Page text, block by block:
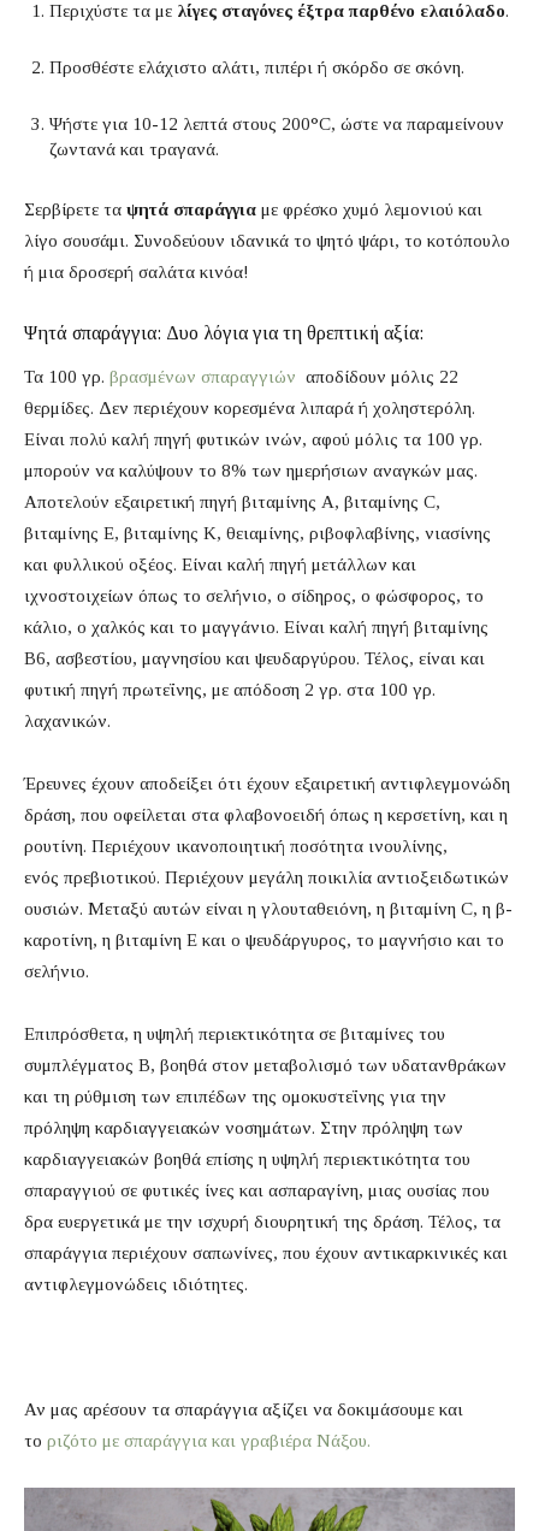
Περιχύστε τα με λίγες σταγόνες έξτρα παρθένο ελαιόλαδο.
Προσθέστε ελάχιστο αλάτι, πιπέρι ή σκόρδο σε σκόνη.
Ψήστε για 10-12 λεπτά στους 200°C, ώστε να παραμείνουν
ζωντανά και τραγανά.
Σερβίρετε τα ψητά σπαράγγια με φρέσκο χυμό λεμονιού και
λίγο σουσάμι. Συνοδεύουν ιδανικά το ψητό ψάρι, το κοτόπουλο
ή μια δροσερή σαλάτα κινόα!
Ψητά σπαράγγια: Δυο λόγια για τη θρεπτική αξία:
Τα 100 γρ. βρασμένων σπαραγγιών αποδίδουν μόλις 22
θερμίδες. Δεν περιέχουν κορεσμένα λιπαρά ή χοληστερόλη.
Είναι πολύ καλή πηγή φυτικών ινών, αφού μόλις τα 100 γρ.
μπορούν να καλύψουν το 8% των ημερήσιων αναγκών μας.
Αποτελούν εξαιρετική πηγή βιταμίνης Α, βιταμίνης C,
βιταμίνης Ε, βιταμίνης Κ, θειαμίνης, ριβοφλαβίνης, νιασίνης
και φυλλικού οξέος. Είναι καλή πηγή μετάλλων και
ιχνοστοιχείων όπως το σελήνιο, ο σίδηρος, ο φώσφορος, το
κάλιο, ο χαλκός και το μαγγάνιο. Είναι καλή πηγή βιταμίνης
Β6, ασβεστίου, μαγνησίου και ψευδαργύρου. Τέλος, είναι και
φυτική πηγή πρωτεΐνης, με απόδοση 2 γρ. στα 100 γρ.
λαχανικών.
Έρευνες έχουν αποδείξει ότι έχουν εξαιρετική αντιφλεγμονώδη
δράση, που οφείλεται στα φλαβονοειδή όπως η κερσετίνη, και η
ρουτίνη. Περιέχουν ικανοποιητική ποσότητα ινουλίνης,
ενός πρεβιοτικού. Περιέχουν μεγάλη ποικιλία αντιοξειδωτικών
ουσιών. Μεταξύ αυτών είναι η γλουταθειόνη, η βιταμίνη C, η β-
καροτίνη, η βιταμίνη Ε και ο ψευδάργυρος, το μαγνήσιο και το
σελήνιο.
Επιπρόσθετα, η υψηλή περιεκτικότητα σε βιταμίνες του
συμπλέγματος Β, βοηθά στον μεταβολισμό των υδατανθράκων
και τη ρύθμιση των επιπέδων της ομοκυστεΐνης για την
πρόληψη καρδιαγγειακών νοσημάτων. Στην πρόληψη των
καρδιαγγειακών βοηθά επίσης η υψηλή περιεκτικότητα του
σπαραγγιού σε φυτικές ίνες και ασπαραγίνη, μιας ουσίας που
δρα ευεργετικά με την ισχυρή διουρητική της δράση. Τέλος, τα
σπαράγγια περιέχουν σαπωνίνες, που έχουν αντικαρκινικές και
αντιφλεγμονώδεις ιδιότητες.
Αν μας αρέσουν τα σπαράγγια αξίζει να δοκιμάσουμε και
το ριζότο με σπαράγγια και γραβιέρα Νάξου.